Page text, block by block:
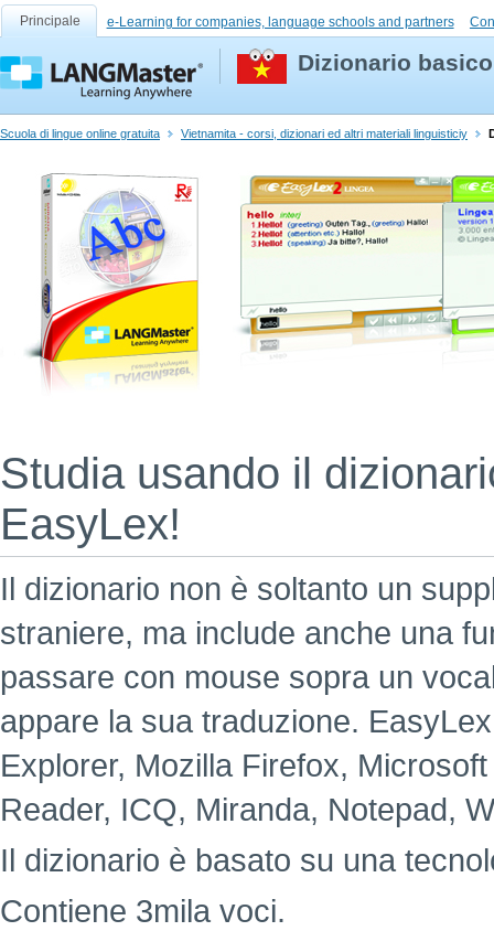
Principale e-Learning for companies, language schools and partners
Dizionario
Scuola di lingue online gratuita Vietnamita - corsi, dizionari ed altri materiali linguisticiy
Studia usando il
EasyLex!
Il dizionario non è soltanto un
straniere, ma include anche una
passare con mouse sopra un
appare la sua traduzione.
Explorer, Mozilla Firefox,
Reader, ICQ, Miranda, Notepad,
Il dizionario è basato su una
Contiene 3mila voci.